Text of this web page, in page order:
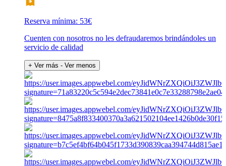
Reserva mínima: 53€
Cuenten con nosotros no les defraudaremos brindándoles un
servicio de calidad
+ Ver más - Ver menos